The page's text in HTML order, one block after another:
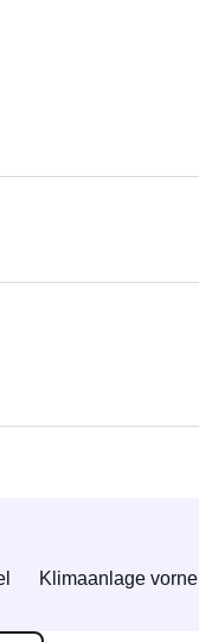
Klimaanlage vorne